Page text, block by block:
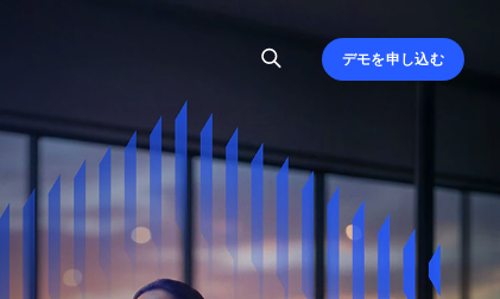
デモを申し込む